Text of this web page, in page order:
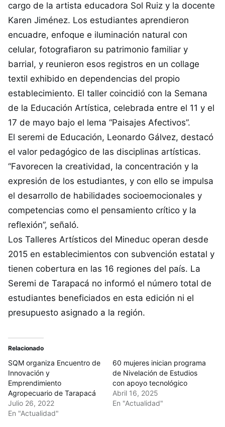
cargo de la artista educadora Sol Ruiz y la docente
Karen Jiménez. Los estudiantes aprendieron
encuadre, enfoque e iluminación natural con
celular, fotografiaron su patrimonio familiar y
barrial, y reunieron esos registros en un collage
textil exhibido en dependencias del propio
establecimiento. El taller coincidió con la Semana
de la Educación Artística, celebrada entre el 11 y el
17 de mayo bajo el lema “Paisajes Afectivos”.
El seremi de Educación, Leonardo Gálvez, destacó
el valor pedagógico de las disciplinas artísticas.
“Favorecen la creatividad, la concentración y la
expresión de los estudiantes, y con ello se impulsa
el desarrollo de habilidades socioemocionales y
competencias como el pensamiento crítico y la
reflexión”, señaló.
Los Talleres Artísticos del Mineduc operan desde
2015 en establecimientos con subvención estatal y
tienen cobertura en las 16 regiones del país. La
Seremi de Tarapacá no informó el número total de
estudiantes beneficiados en esta edición ni el
presupuesto asignado a la región.
Relacionado
SQM organiza Encuentro de
Innovación y
Emprendimiento
Agropecuario de Tarapacá
Julio 26, 2022
En "Actualidad"
60 mujeres inician programa
de Nivelación de Estudios
con apoyo tecnológico
Abril 16, 2025
En "Actualidad"